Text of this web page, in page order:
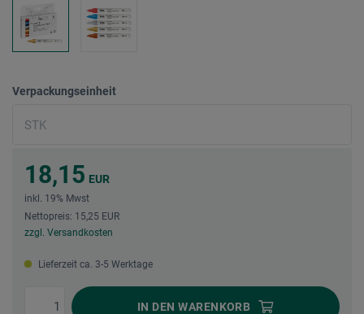
Verpackungseinheit
18,15 EUR
inkl. 19% Mwst
Nettopreis: 15,25 EUR
zzgl. Versandkosten
Lieferzeit ca. 3-5 Werktage
IN DEN WARENKORB